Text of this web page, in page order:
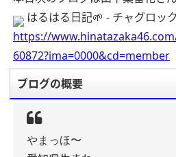
はるはる日記🌱 - チャグロッ
https://
60872?ima=0000&cd=member
ブログの概要
やまっほ〜